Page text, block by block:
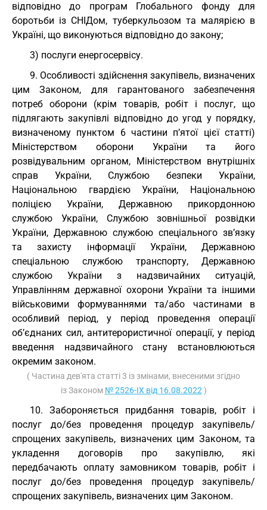
відповідно до програм Глобального фонду для
боротьби із СНІДом, туберкульозом та малярією в
Україні, що виконуються відповідно до закону;
3) послуги енергосервісу.
9. Особливості здійснення закупівель, визначених
цим Законом, для гарантованого забезпечення
потреб оборони (крім товарів, робіт і послуг, що
підлягають закупівлі відповідно до угод у порядку,
визначеному пунктом 6 частини п’ятої цієї статті)
Міністерством оборони України та його
розвідувальним органом, Міністерством внутрішніх
справ України, Службою безпеки України,
Національною гвардією України, Національною
поліцією України, Державною прикордонною
службою України, Службою зовнішньої розвідки
України, Державною службою спеціального зв’язку
та захисту інформації України, Державною
спеціальною службою транспорту, Державною
службою України з надзвичайних ситуацій,
Управлінням державної охорони України та іншими
військовими формуваннями та/або частинами в
особливий період, у період проведення операції
об’єднаних сил, антитерористичної операції, у період
введення надзвичайного стану встановлюються
окремим законом.
( Частина дев'ята статті 3 із змінами, внесеними згідно
із Законом № 2526-IX від 16.08.2022 )
10. Забороняється придбання товарів, робіт і
послуг до/без проведення процедур закупівель/
спрощених закупівель, визначених цим Законом, та
укладення договорів про закупівлю, які
передбачають оплату замовником товарів, робіт і
послуг до/без проведення процедур закупівель/
спрощених закупівель, визначених цим Законом.